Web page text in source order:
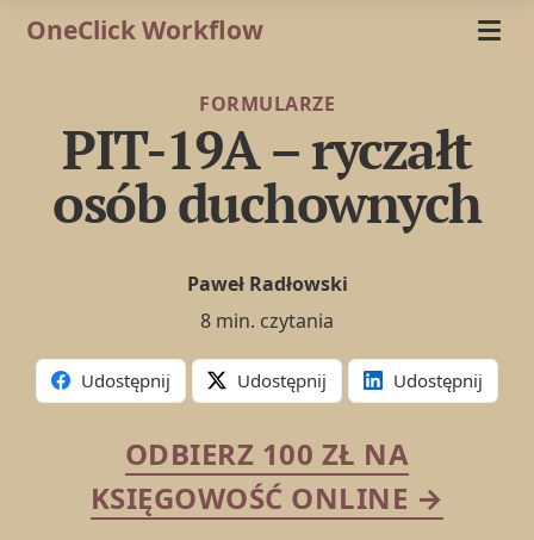
OneClick Workflow
FORMULARZE
PIT-19A – ryczałt
osób duchownych
Paweł Radłowski
8 min. czytania
Udostępnij Udostępnij Udostępnij
ODBIERZ 100 ZŁ NA
KSIĘGOWOŚĆ ONLINE →